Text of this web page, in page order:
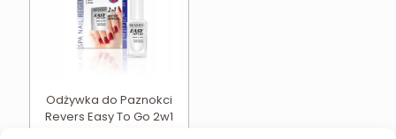
Odżywka do Paznokci
Revers Easy To Go 2w1